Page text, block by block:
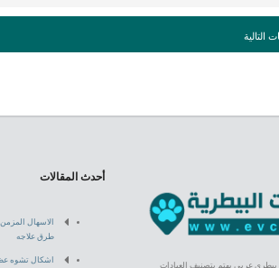
التالية
بيطري عربي يهتم بتصنيف العيادات
أحدث المقالات
الاسهال
طرق علاجه
اشكال تشوه